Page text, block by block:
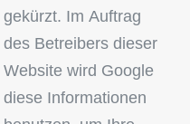
gekürzt. Im Auftrag
des Betreibers dieser
Website wird Google
diese Informationen